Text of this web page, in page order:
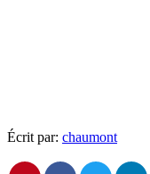
Écrit par: chaumont